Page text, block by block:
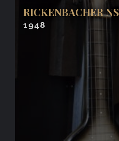
RICKENBACHER NS
1948